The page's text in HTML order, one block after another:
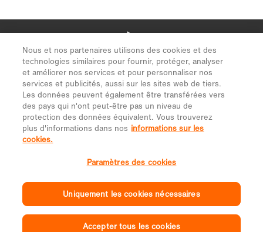
Nous et nos partenaires utilisons des cookies et des
technologies similaires pour fournir, protéger, analyser
et améliorer nos services et pour personnaliser nos
services et publicités, aussi sur les sites web de tiers.
Les données peuvent également être transférées vers
des pays qui n'ont peut-être pas un niveau de
protection des données équivalent. Vous trouverez
plus d'informations dans nos informations sur les
cookies.
Paramètres des cookies
Uniquement les cookies nécessaires
Accepter tous les cookies